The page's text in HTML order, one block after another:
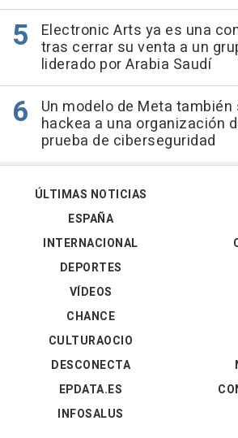
Electronic Arts ya es una
tras cerrar su venta a un
liderado por Arabia Saudí
Un modelo de Meta
hackea a una organización
prueba de ciberseguridad
ÚLTIMAS NOTICIAS
ESPAÑA
INTERNACIONAL
DEPORTES
VÍDEOS
CHANCE
CULTURAOCIO
DESCONECTA
EPDATA.ES
INFOSALUS